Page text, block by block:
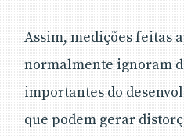
Assim, medições feitas
normalmente ignoram
importantes do
que podem gerar